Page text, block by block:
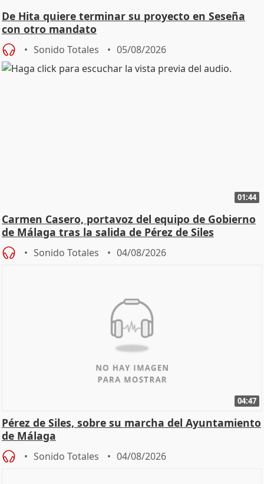
De Hita quiere terminar su proyecto en Seseña
con otro mandato
Sonido Totales 05/08/2026
01:44
Carmen Casero, portavoz del equipo de Gobierno
de Málaga tras la salida de Pérez de Siles
Sonido Totales 04/08/2026
04:47
Pérez de Siles, sobre su marcha del Ayuntamiento
de Málaga
Sonido Totales 04/08/2026